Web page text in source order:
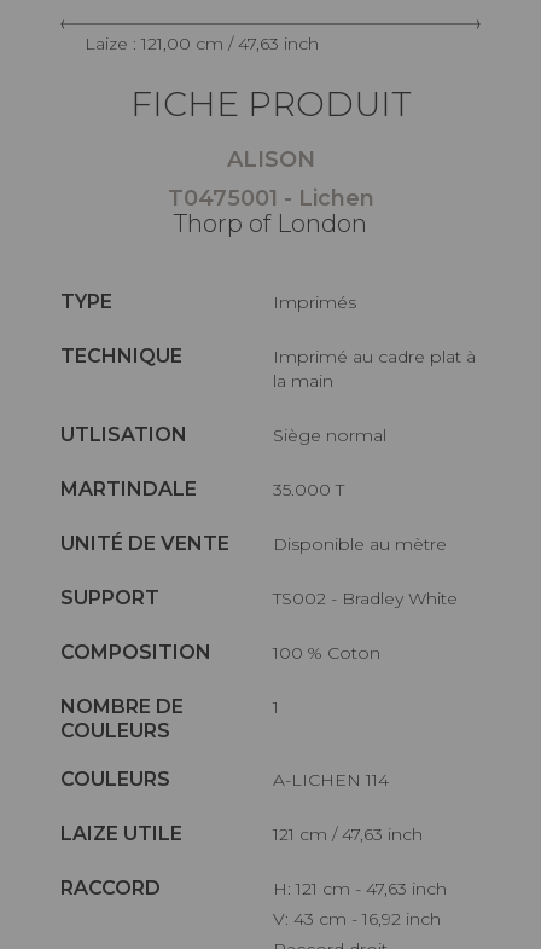
Laize : 121,00 cm / 47,63 inch
FICHE PRODUIT
ALISON
T0475001 - Lichen
Thorp of London
TYPE Imprimés
TECHNIQUE
Imprimé au cadre plat à
la main
UTLISATION Siège normal
MARTINDALE 35.000 T
UNITÉ DE VENTE Disponible au mètre
SUPPORT TS002 - Bradley White
COMPOSITION 100 % Coton
NOMBRE DE
COULEURS
1
COULEURS A-LICHEN 114
LAIZE UTILE 121 cm / 47,63 inch
RACCORD
H: 121 cm - 47,63 inch
V: 43 cm - 16,92 inch